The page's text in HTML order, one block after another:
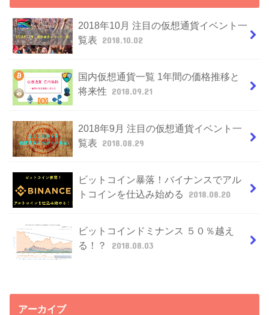
2018年10月 注目の仮想通貨イベント一
覧表 2018.10.02
国内仮想通貨一覧 1年間の価格推移と
将来性 2018.09.21
2018年9月 注目の仮想通貨イベント一
覧表 2018.08.29
ビットコイン暴落！バイナンスでアル
トコインを仕込み始める
2018.08.20
ビットコインドミナンス ５０％越え
る！？
2018.08.03
アーカイブ